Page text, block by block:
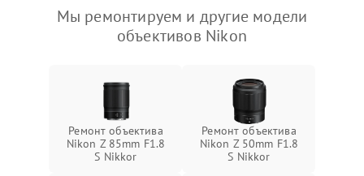
Мы ремонтируем и другие модели
объективов Nikon
Ремонт объектива
Nikon Z 85mm F1.8
S Nikkor
Ремонт объектива
Nikon Z 50mm F1.8
S Nikkor